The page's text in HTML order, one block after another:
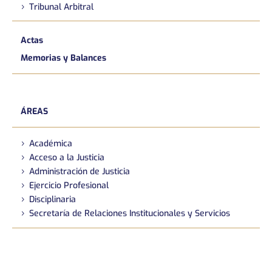
Tribunal Arbitral
Actas
Memorias y Balances
ÁREAS
Académica
Acceso a la Justicia
Administración de Justicia
Ejercicio Profesional
Disciplinaria
Secretaría de Relaciones Institucionales y Servicios